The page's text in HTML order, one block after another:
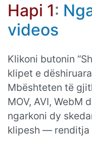
Hapi 1:
videos
Klikoni butonin
klipet e
Mbështeten të
MOV, AVI, WebM
ngarkoni dy
klipesh — renditja